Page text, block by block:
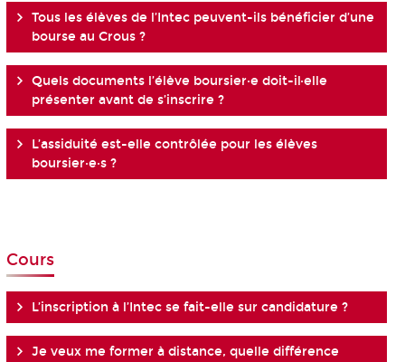
Tous les élèves de l’Intec peuvent-ils bénéficier d’une
bourse au Crous ?
Quels documents l’élève boursier·e doit-il·elle
présenter avant de s’inscrire ?
L’assiduité est-elle contrôlée pour les élèves
boursier·e·s ?
Cours
L’inscription à l’Intec se fait-elle sur candidature ?
Je veux me former à distance, quelle différence